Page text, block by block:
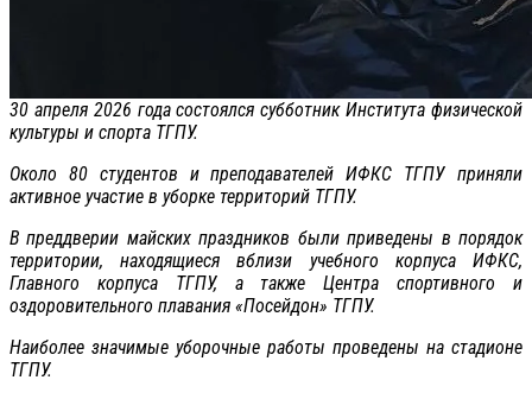
30 апреля 2026 года состоялся субботник Института физической
культуры и спорта ТГПУ.
Около 80 студентов и преподавателей ИФКС ТГПУ приняли
активное участие в уборке территорий ТГПУ.
В преддверии майских праздников были приведены в порядок
территории, находящиеся вблизи учебного корпуса ИФКС,
Главного корпуса ТГПУ, а также Центра спортивного и
оздоровительного плавания «Посейдон» ТГПУ.
Наиболее значимые уборочные работы проведены на стадионе
ТГПУ.